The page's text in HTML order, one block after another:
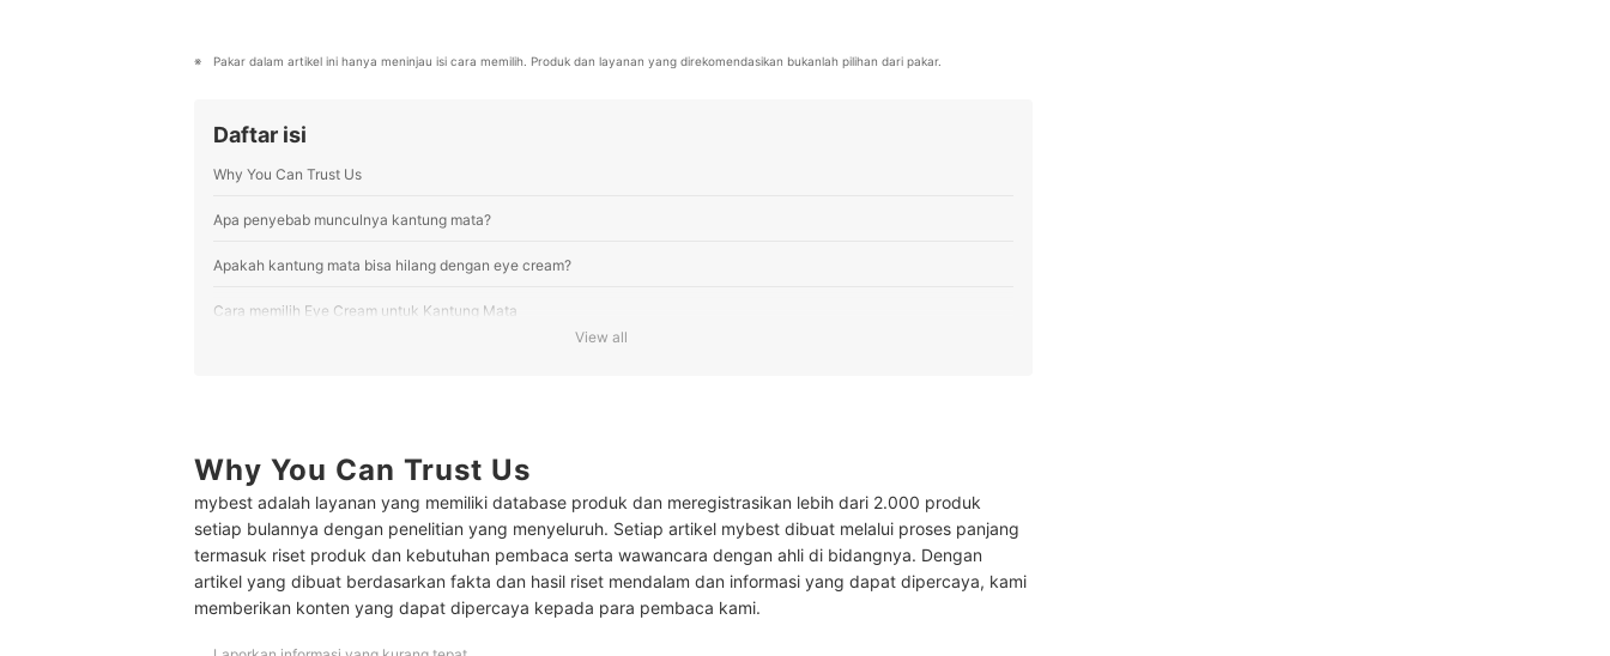
Pakar dalam artikel ini hanya meninjau isi cara memilih. Produk dan layanan yang direkomendasikan bukanlah pilihan dari pakar.
Daftar isi
Why You Can Trust Us
Apa penyebab munculnya kantung mata?
Apakah kantung mata bisa hilang dengan eye cream?
Cara memilih Eye Cream untuk Kantung Mata
3
mata
Peringkat Eye Cream untuk Kantung Mata Terbaik
Baca juga rekomendasi skincare anti-aging lainnya di sini
View all
Why You Can Trust Us
mybest adalah layanan yang memiliki database produk dan meregistrasikan lebih dari 2.000 produk
setiap bulannya dengan penelitian yang menyeluruh. Setiap artikel mybest dibuat melalui proses panjang
termasuk riset produk dan kebutuhan pembaca serta wawancara dengan ahli di bidangnya. Dengan
artikel yang dibuat berdasarkan fakta dan hasil riset mendalam dan informasi yang dapat dipercaya, kami
memberikan konten yang dapat dipercaya kepada para pembaca kami.